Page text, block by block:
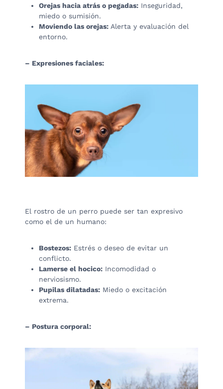
Orejas hacia atrás o pegadas: Inseguridad,
miedo o sumisión.
Moviendo las orejas: Alerta y evaluación del
entorno.
– Expresiones faciales:
El rostro de un perro puede ser tan expresivo
como el de un humano:
Bostezos: Estrés o deseo de evitar un
conflicto.
Lamerse el hocico: Incomodidad o
nerviosismo.
Pupilas dilatadas: Miedo o excitación
extrema.
– Postura corporal: